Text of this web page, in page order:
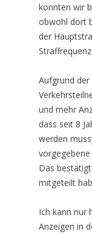
konnten wir
obwohl dort
der
Aufgrund
und mehr
dass seit 8
werden
Das
mitgeteilt
Ich kann nur
Anzeigen in